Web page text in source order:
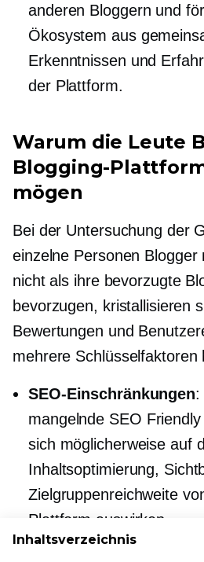
anderen Bloggern und
Ökosystem aus
Erkenntnissen und
der Plattform.
Warum die Leute
Blogging-
mögen
Bei der Untersuchung der
einzelne Personen Blogger
nicht als ihre bevorzugte
bevorzugen, kristallisieren
Bewertungen und
mehrere Schlüsselfaktoren
SEO-Einschränkungen:
mangelnde SEO Friendly
sich möglicherweise auf
Inhaltsoptimierung,
Zielgruppenreichweite
Plattform auswirken.
Inhaltsverzeichnis